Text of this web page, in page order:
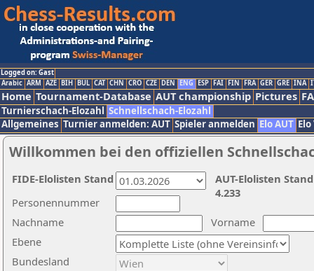
Logged on: Gast
Arabic ARM AZE BIH BUL CAT CHN CRO CZE DEN ENG ESP FAI FIN FRA GER GRE INA
Home Tournament-Database AUT championship Pictures
Turnierschach-Elozahl Schnellschach-Elozahl
Allgemeines Turnier anmelden: AUT Spieler anmelden Elo AUT
Willkommen bei den offiziellen
Nachname
Vorname
Ebene
Personennummer
Bundesland
AUT-Elolisten
4.233
FIDE-Elolisten Stand